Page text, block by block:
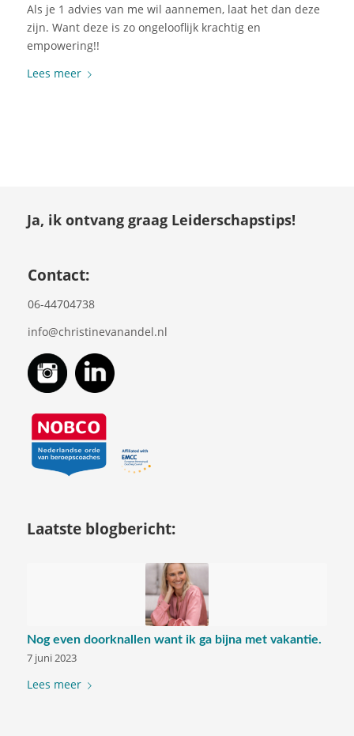
Als je 1 advies van me wil aannemen, laat het dan deze
zijn. Want deze is zo ongelooflijk krachtig en
empowering!!
Lees meer
Ja, ik ontvang graag Leiderschapstips!
Contact:
06-44704738
info@christinevanandel.nl
Laatste blogbericht:
Nog even doorknallen want ik ga bijna met vakantie.
7 juni 2023
Lees meer